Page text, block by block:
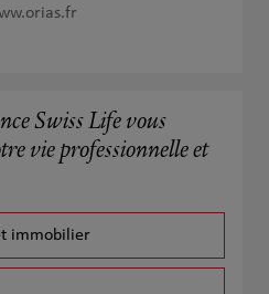
Swiss Life vous
vie professionnelle et
immobilier